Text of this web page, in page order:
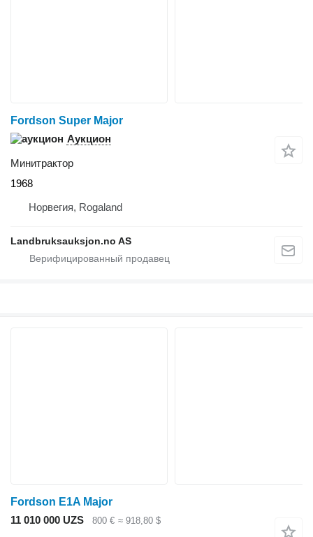
Fordson Super Major
Аукцион
Минитрактор
1968
Норвегия, Rogaland
Landbruksauksjon.no AS
Fordson E1A Major
11 010 000 UZS
800 € ≈ 918,80 $